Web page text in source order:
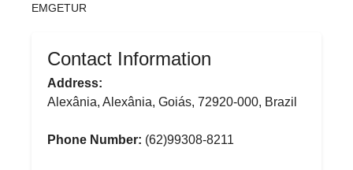
EMGETUR
Contact Information
Address:
Alexânia, Alexânia, Goiás, 72920-000, Brazil
Phone Number: (62)99308-8211